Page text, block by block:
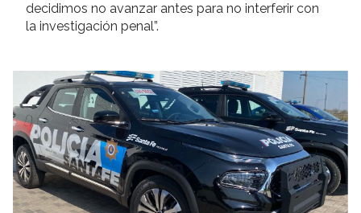
decidimos no avanzar antes para no interferir con
la investigación penal”.